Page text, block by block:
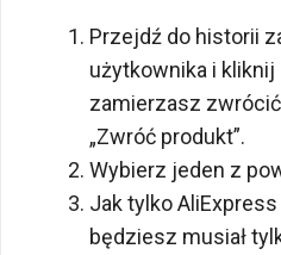
Przejdź do historii
użytkownika i
zamierzasz
„Zwróć produkt”.
Wybierz jeden z
Jak tylko
będziesz musiał